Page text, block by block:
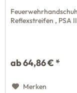
Reflexstreifen , PSA
ab 64,86 € *
Merken